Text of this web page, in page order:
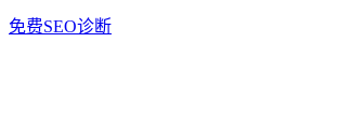
免费SEO诊断